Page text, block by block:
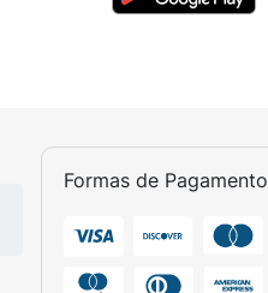
Formas de Pagamento